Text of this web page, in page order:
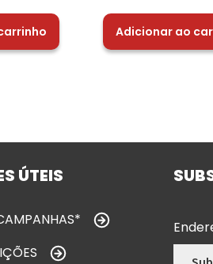
Adicionar ao
ÚTEIS